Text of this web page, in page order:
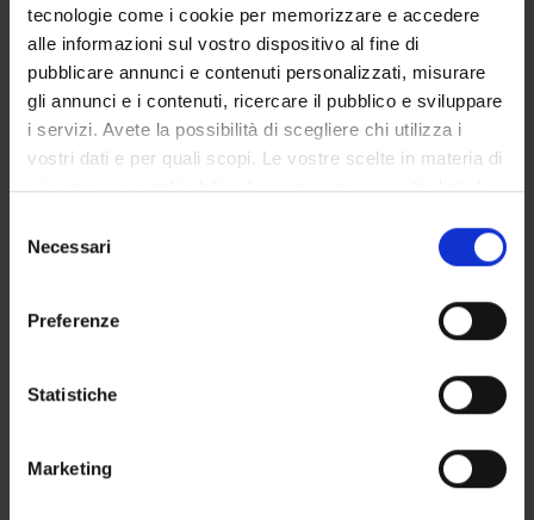
tecnologie come i cookie per memorizzare e accedere
alle informazioni sul vostro dispositivo al fine di
pubblicare annunci e contenuti personalizzati, misurare
gli annunci e i contenuti, ricercare il pubblico e sviluppare
i servizi. Avete la possibilità di scegliere chi utilizza i
vostri dati e per quali scopi. Le vostre scelte in materia di
privacy sono applicabili solo su questa proprietà digitale
modificare o revocare il proprio consenso in qualsiasi
momento dalla Dichiarazione sui cookie o facendo clic
raccogliere informazioni sulla tua posizione
geografica, con un'approssimazione di qualche
Identificare il tuo dispositivo, scansionandolo
delNecessari
Preferenze
Statistiche
Marketing
STUDENT ADMINISTRATION OFFICES
DEPARTMENT FACILITIES
RESEARCH LABORATORIES
RESEARCH CENTRES